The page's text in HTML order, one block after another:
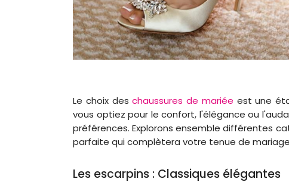
Le choix deschaussures de mariée est une
vous optiez pour le confort, l'élégance ou
préférences. Explorons ensemble différentes
parfaite qui complètera votre tenue de
Les escarpins : Classiques élégantes